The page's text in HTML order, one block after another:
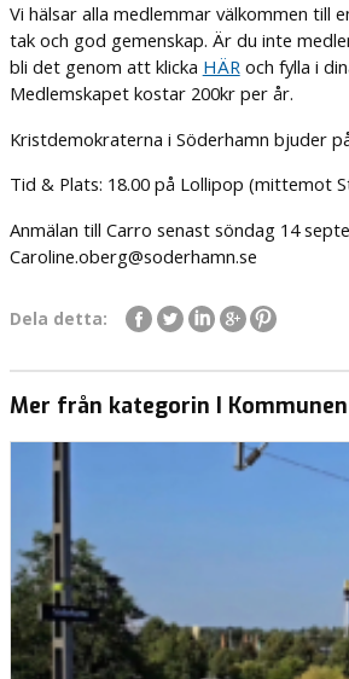
Vi hälsar alla medlemmar välkommen till
tak och god gemenskap. Är du inte
bli det genom att klicka HÄRoch fylla i
Medlemskapet kostar 200kr per år.
Kristdemokraterna i Söderhamn bjuder
Tid & Plats: 18.00 på Lollipop (mittemot
Anmälan till Carro senast söndag 14
Caroline.oberg@soderhamn.se
Dela detta:
Mer från kategorin I Kommunen